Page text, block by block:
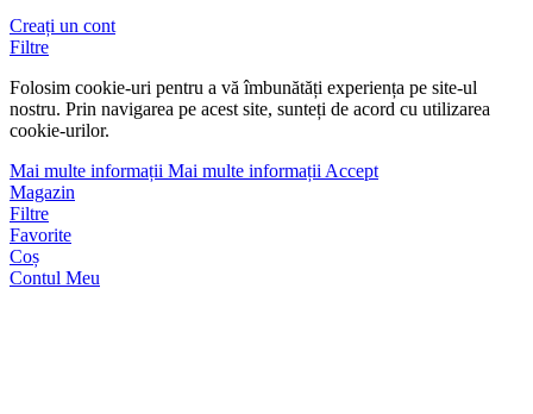
Creați un cont
Filtre
Folosim cookie-uri pentru a vă îmbunătăți experiența pe site-ul
nostru. Prin navigarea pe acest site, sunteți de acord cu utilizarea
cookie-urilor.
Mai multe informații Mai multe informații Accept
Magazin
Filtre
Favorite
Coș
Contul Meu